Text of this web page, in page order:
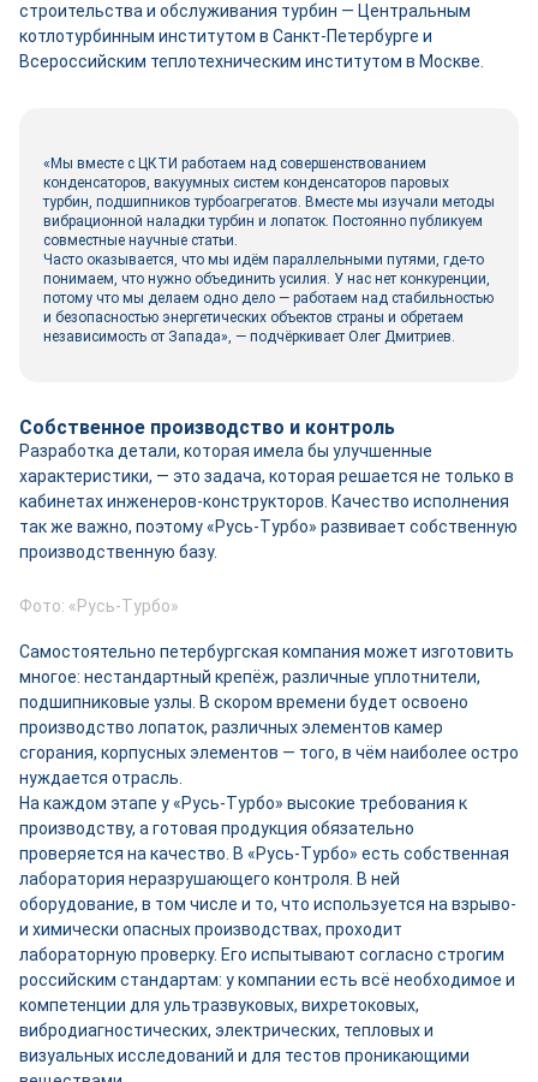
строительства и обслуживания турбин — Центральным
котлотурбинным институтом в Санкт-Петербурге и
Всероссийским теплотехническим институтом в Москве.
«Мы вместе с ЦКТИ работаем над совершенствованием
конденсаторов, вакуумных систем конденсаторов паровых
турбин, подшипников турбоагрегатов. Вместе мы изучали методы
вибрационной наладки турбин и лопаток. Постоянно публикуем
совместные научные статьи.
Часто оказывается, что мы идём параллельными путями, где-то
понимаем, что нужно объединить усилия. У нас нет конкуренции,
потому что мы делаем одно дело — работаем над стабильностью
и безопасностью энергетических объектов страны и обретаем
независимость от Запада», — подчёркивает Олег Дмитриев.
Собственное производство и контроль
Разработка детали, которая имела бы улучшенные
характеристики, — это задача, которая решается не только в
кабинетах инженеров-конструкторов. Качество исполнения
так же важно, поэтому «Русь-Турбо» развивает собственную
производственную базу.
Фото: «Русь-Турбо»
Самостоятельно петербургская компания может изготовить
многое: нестандартный крепёж, различные уплотнители,
подшипниковые узлы. В скором времени будет освоено
производство лопаток, различных элементов камер
сгорания, корпусных элементов — того, в чём наиболее остро
нуждается отрасль.
На каждом этапе у «Русь-Турбо» высокие требования к
производству, а готовая продукция обязательно
проверяется на качество. В «Русь-Турбо» есть собственная
лаборатория неразрушающего контроля. В ней
оборудование, в том числе и то, что используется на взрыво-
и химически опасных производствах, проходит
лабораторную проверку. Его испытывают согласно строгим
российским стандартам: у компании есть всё необходимое и
компетенции для ультразвуковых, вихретоковых,
вибродиагностических, электрических, тепловых и
визуальных исследований и для тестов проникающими